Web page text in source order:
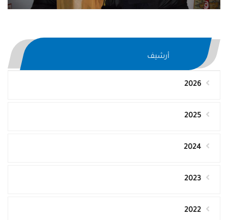
أرشيف
2026
2025
2024
2023
2022